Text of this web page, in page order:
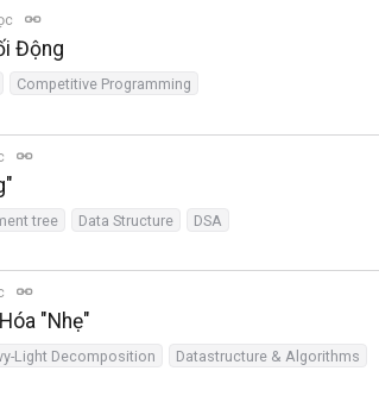
Động
Competitive Programming
tree Data Structure DSA
"Nhẹ"
Light Decomposition
Datastructure & Algorithms